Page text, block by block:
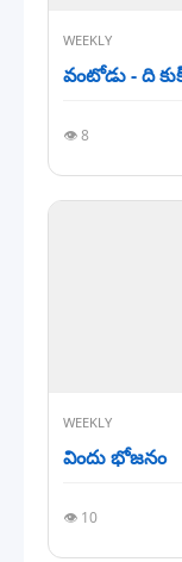
WEEKLY
వంటోడు - ది
👁️ 8
WEEKLY
విందు భోజనం
👁️ 10